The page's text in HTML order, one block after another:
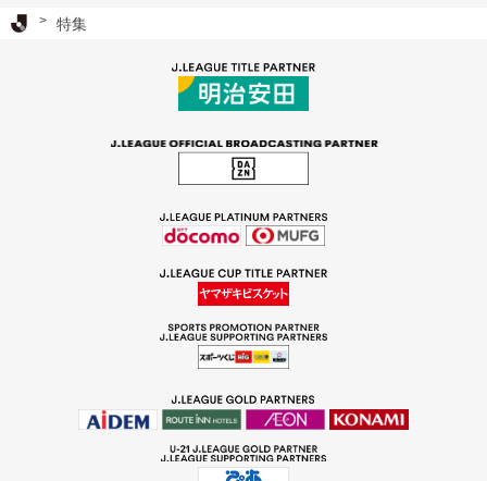
Ｊリーグ TOP
特集